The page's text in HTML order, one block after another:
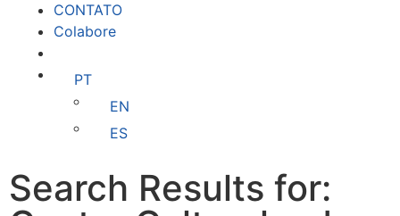
CONTATO
Colabore
PT
EN
ES
Search Results for: